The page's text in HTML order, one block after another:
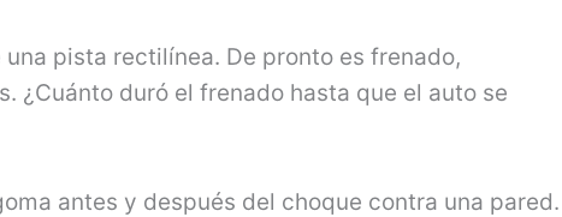
pista rec­tilínea. De pronto es frenado,
¿Cuánto duró el frenado hasta que el auto se
antes y des­pués del choque contra una pared.